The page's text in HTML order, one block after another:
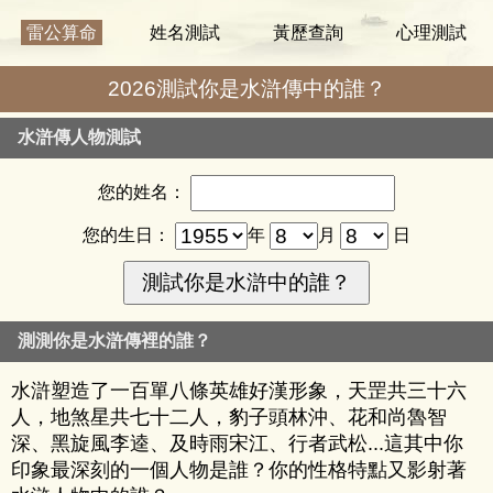
雷公算命 姓名測試 黃歷查詢 心理測試
2026測試你是水滸傳中的誰？
水滸傳人物測試
您的姓名：
您的生日： 年 月 日
測測你是水滸傳裡的誰？
水滸塑造了一百單八條英雄好漢形象，天罡共三十六
人，地煞星共七十二人，豹子頭林沖、花和尚魯智
深、黑旋風李逵、及時雨宋江、行者武松...這其中你
印象最深刻的一個人物是誰？你的性格特點又影射著